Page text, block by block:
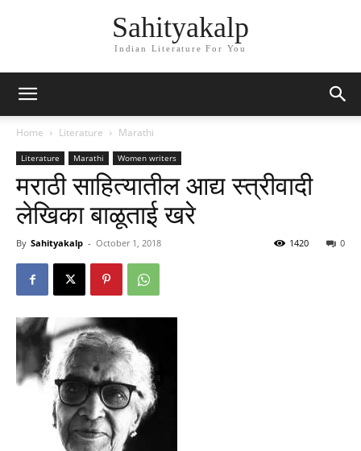
Sahityakalp
Indian Literature For You
Home Literature Marathi
Literature Marathi Women writers
मराठी साहित्यातील आद्य स्त्रीवादी
लेखिका बाळूताई खरे
By Sahityakalp - October 1, 2018 0
1420